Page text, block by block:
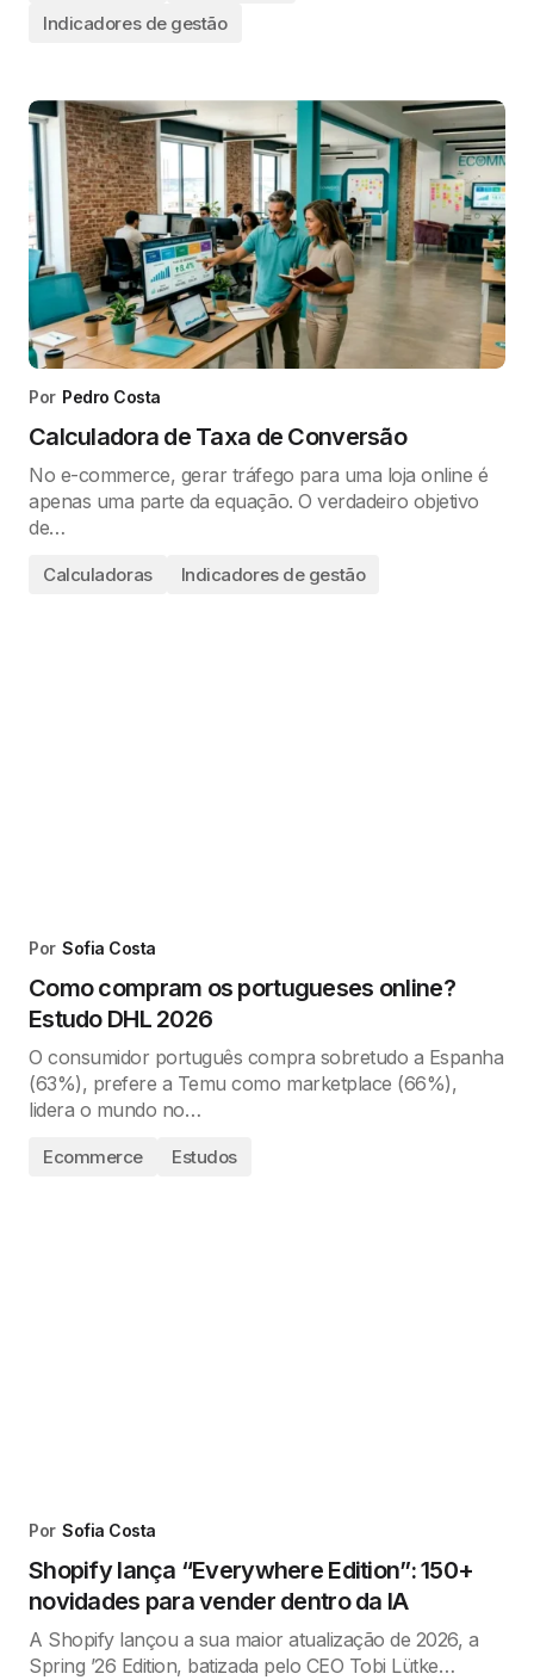
Indicadores de gestão
Por Pedro Costa
Calculadora de Taxa de Conversão
No e-commerce, gerar tráfego para uma loja online é
apenas uma parte da equação. O verdadeiro objetivo
de…
Calculadoras Indicadores de gestão
Por Sofia Costa
Como compram os portugueses online?
Estudo DHL 2026
O consumidor português compra sobretudo a Espanha
(63%), prefere a Temu como marketplace (66%),
lidera o mundo no…
Ecommerce Estudos
Por Sofia Costa
Shopify lança “Everywhere Edition”: 150+
novidades para vender dentro da IA
A Shopify lançou a sua maior atualização de 2026, a
Spring ’26 Edition, batizada pelo CEO Tobi Lütke…